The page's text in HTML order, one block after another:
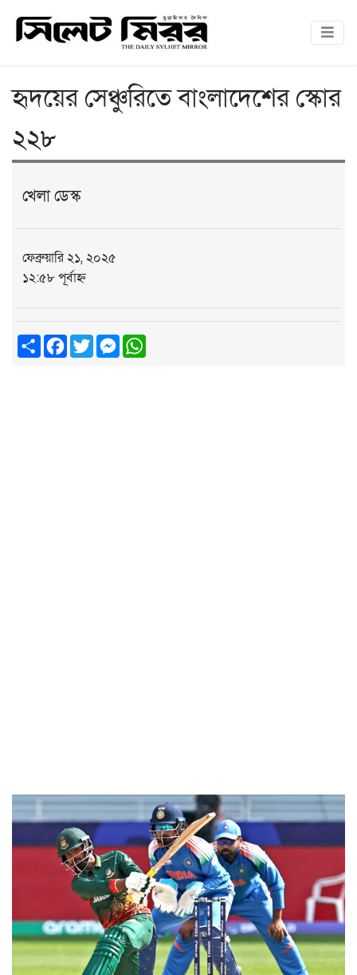
হৃদয়ের সেঞ্চুরিতে বাংলাদেশের স্কোর
২২৮
খেলা ডেস্ক
ফেব্রুয়ারি ২১, ২০২৫
১২:৫৮ পূর্বাহ্ন
ShareFacebook
TwitterMessenger